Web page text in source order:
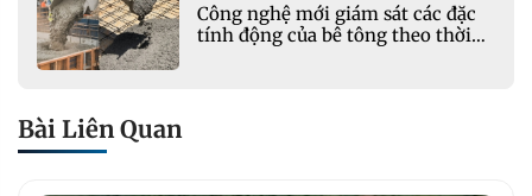
Công nghệ mới giám sát các đặc
tính động của bê tông theo thời
Bài Liên Quan